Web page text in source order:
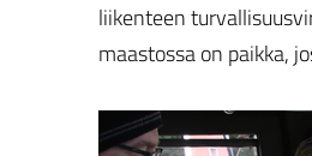
liikenteen
maastossa on paikka,